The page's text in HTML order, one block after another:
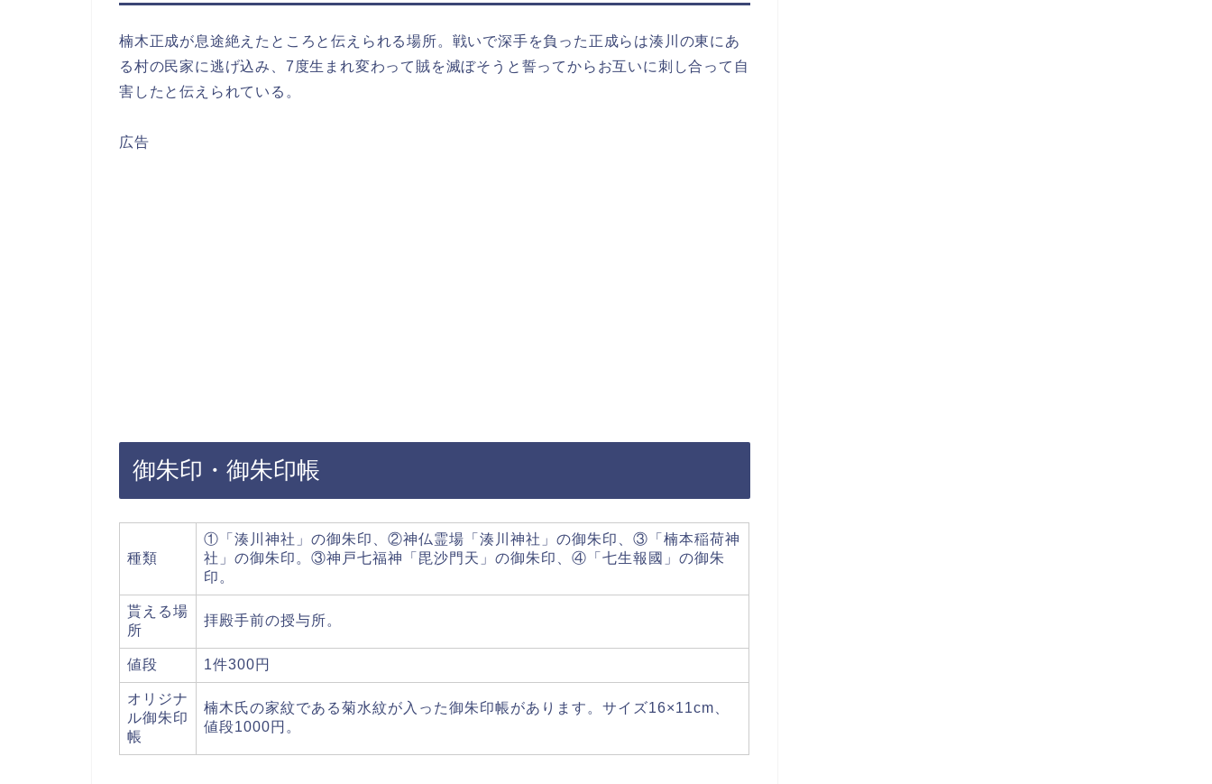
楠木正成が息途絶えたところと伝えられる場所。戦いで深手を負った正成らは湊川の東にあ
る村の民家に逃げ込み、7度生まれ変わって賊を滅ぼそうと誓ってからお互いに刺し合って自
害したと伝えられている。
広告
御朱印・御朱印帳
種類
①「湊川神社」の御朱印、②神仏霊場「湊川神社」の御朱印、③「楠本稲荷神
社」の御朱印。③神戸七福神「毘沙門天」の御朱印、④「七生報國」の御朱
印。
貰える場
所
拝殿手前の授与所。
値段 1件300円
オリジナ
ル御朱印
帳
楠木氏の家紋である菊水紋が入った御朱印帳があります。サイズ16×11cm、
値段1000円。